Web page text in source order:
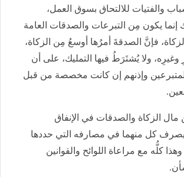
والفتيات للالتحاق بسوق العمل،
إنما يكون مِن التبرعات والصدقات العامة
فإنَّ الصدقةَ أمرُها أوسعُ مِن الزكاة،
ولا يُشتَرَطُ فيها التمليك، على أن
وإذنهم إن كانت مخصصة من قبل
الزكاة والصدقات في الإنفاق
كل منهما في مصارفه التي حددها
كلُّه مع مراعاة اللوائح والقوانين